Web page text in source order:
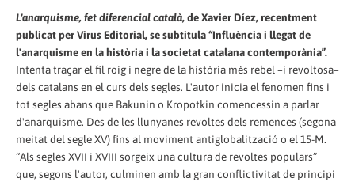
L'anarquisme, fet diferencial català, de Xavier Díez, recentment
publicat per Virus Editorial, se subtitula “Influència i llegat de
l'anarquisme en la història i la societat catalana contemporània”.
Intenta traçar el fil roig i negre de la història més rebel –i revoltosa–
dels catalans en el curs dels segles. L'autor inicia el fenomen fins i
tot segles abans que Bakunin o Kropotkin comencessin a parlar
d'anarquisme. Des de les llunyanes revoltes dels remences (segona
meitat del segle XV) fins al moviment antiglobalització o el 15-M.
“Als segles XVII i XVIII sorgeix una cultura de revoltes populars”
que, segons l'autor, culminen amb la gran conflictivitat de principi